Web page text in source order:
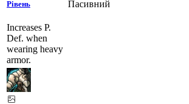
Рівень
Increases P.
Def. when
wearing heavy
armor.
Пасивний